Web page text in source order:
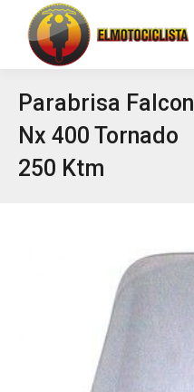
Parabrisa Falcon
Nx 400 Tornado
250 Ktm